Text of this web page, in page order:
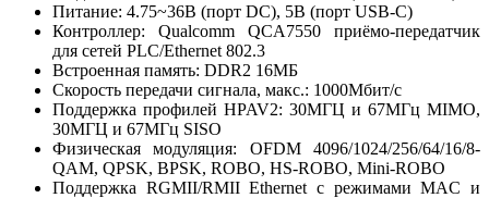
Питание: 4.75~36В (порт DC), 5В (порт USB-C)
Контроллер: Qualcomm QCA7550 приёмо-передатчик
для сетей PLC/Ethernet 802.3
Встроенная память: DDR2 16МБ
Скорость передачи сигнала, макс.: 1000Мбит/с
Поддержка профилей HPAV2: 30МГЦ и 67МГц MIMO,
30МГЦ и 67МГц SISO
Физическая модуляция: OFDM 4096/1024/256/64/16/8-
QAM, QPSK, BPSK, ROBO, HS-ROBO, Mini-ROBO
Поддержка RGMII/RMII Ethernet c режимами MAC и